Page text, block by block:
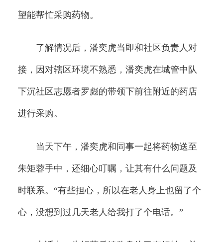
望能帮忙采购药物。
了解情况后，潘奕虎当即和社区负责人对
接，因对辖区环境不熟悉，潘奕虎在城管中队
下沉社区志愿者罗彪的带领下前往附近的药店
进行采购。
当天下午，潘奕虎和同事一起将药物送至
朱矩蓉手中，还细心叮嘱，让其有什么问题及
时联系。“有些担心，所以在老人身上也留了个
心，没想到过几天老人给我打了个电话。”